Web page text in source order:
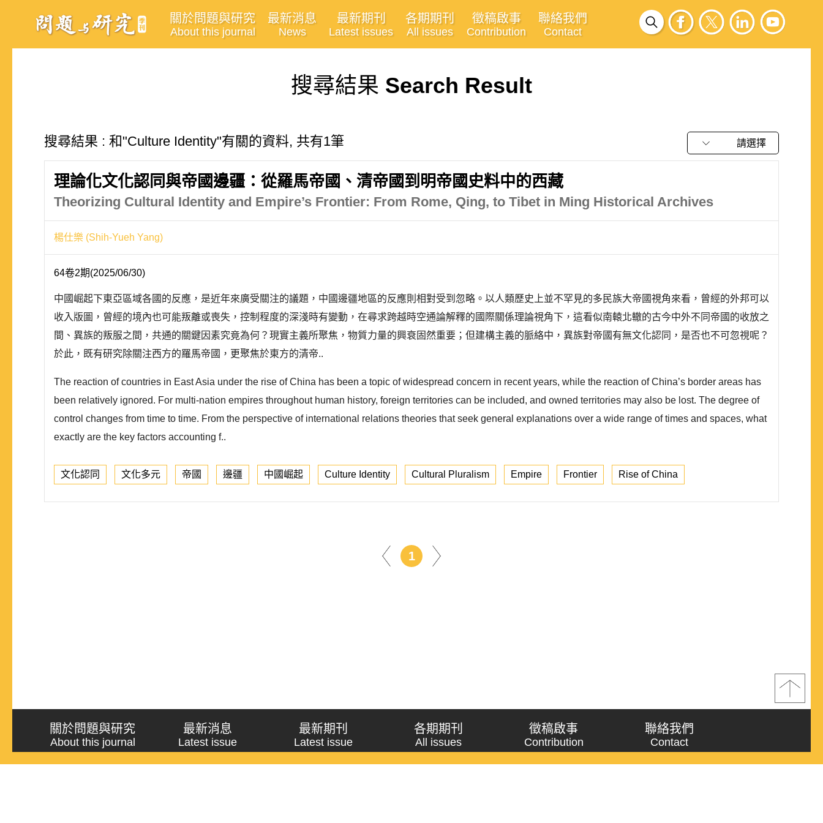
關於問題與研究
About this journal
最新消息
News
最新期刊
Latest issues
各期期刊
All issues
徵稿啟事
Contribution
聯絡我們
Contact
搜尋結果 Search Result
搜尋結果 : 和"Culture Identity"有關的資料, 共有1筆 請選擇
理論化文化認同與帝國邊疆：從羅馬帝國、清帝國到明帝國史料中的西藏
Theorizing Cultural Identity and Empire’s Frontier: From Rome, Qing, to Tibet in Ming Historical Archives
楊仕樂 (Shih-Yueh Yang)
64卷2期(2025/06/30)
中國崛起下東亞區域各國的反應，是近年來廣受關注的議題，中國邊疆地區的反應則相對受到忽略。以人類歷史上並不罕見的多民族大帝國視角來看，曾經的外邦可以
收入版圖，曾經的境內也可能叛離或喪失，控制程度的深淺時有變動，在尋求跨越時空通論解釋的國際關係理論視角下，這看似南轅北轍的古今中外不同帝國的收放之
間、異族的叛服之間，共通的關鍵因素究竟為何？現實主義所聚焦，物質力量的興衰固然重要；但建構主義的脈絡中，異族對帝國有無文化認同，是否也不可忽視呢？
於此，既有研究除關注西方的羅馬帝國，更聚焦於東方的清帝..
The reaction of countries in East Asia under the rise of China has been a topic of widespread concern in recent years, while the reaction of China’s border areas has
been relatively ignored. For multi-nation empires throughout human history, foreign territories can be included, and owned territories may also be lost. The degree of
control changes from time to time. From the perspective of international relations theories that seek general explanations over a wide range of times and spaces, what
exactly are the key factors accounting f..
文化認同 文化多元 帝國 邊疆 中國崛起 Culture Identity Cultural Pluralism Empire Frontier Rise of China
1
關於問題與研究
About this journal
最新消息
Latest issue
最新期刊
Latest issue
各期期刊
All issues
徵稿啟事
Contribution
聯絡我們
Contact